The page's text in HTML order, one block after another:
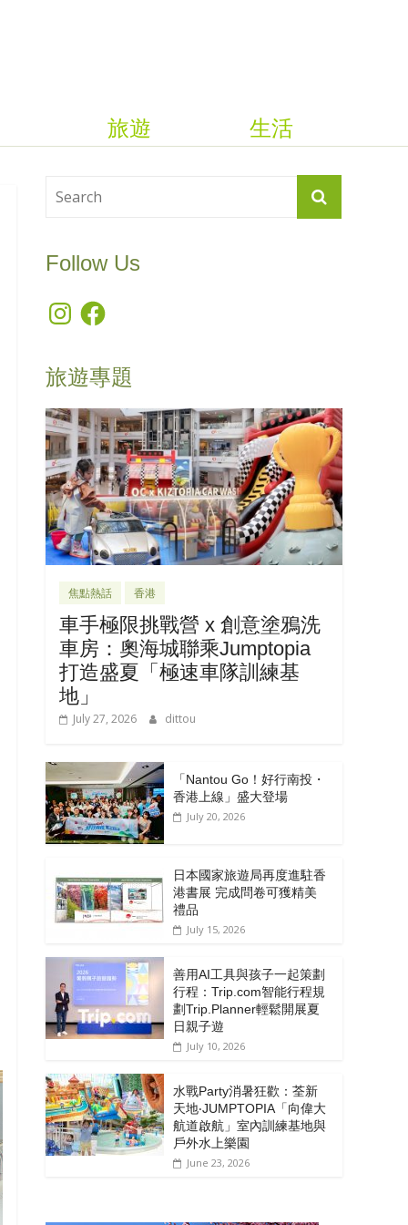
生活
旅遊
Follow Us
InstagramFacebook
旅遊專題
焦點熱話 香港
車手極限挑戰營 x 創意塗鴉洗
車房：奧海城聯乘Jumptopia
打造盛夏「極速車隊訓練基
地」
July 27, 2026 dittou
「Nantou Go！好行南投・
香港上線」盛大登場
July 20, 2026
日本國家旅遊局再度進駐香
港書展 完成問卷可獲精美
禮品
July 15, 2026
善用AI工具與孩子一起策劃
行程：Trip.com智能行程規
劃Trip.Planner輕鬆開展夏
日親子遊
July 10, 2026
水戰Party消暑狂歡：荃新
天地‧JUMPTOPIA「向偉大
航道啟航」室內訓練基地與
戶外水上樂園
June 23, 2026